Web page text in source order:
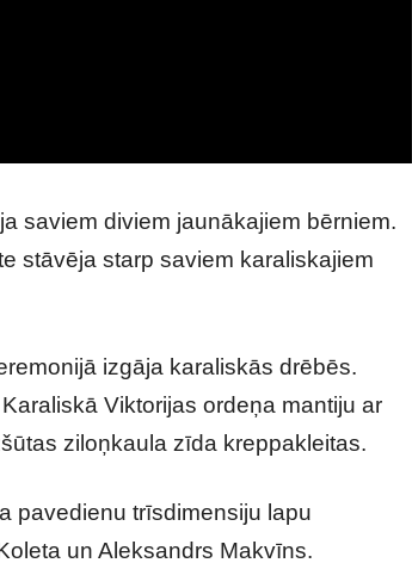
saviem diviem jaunākajiem bērniem.
stāvēja starp saviem karaliskajiem
izgāja karaliskās drēbēs.
Viktorijas ordeņa mantiju ar
ziloņkaula zīda kreppakleitas.
pavedienu trīsdimensiju lapu
un Aleksandrs Makvīns.